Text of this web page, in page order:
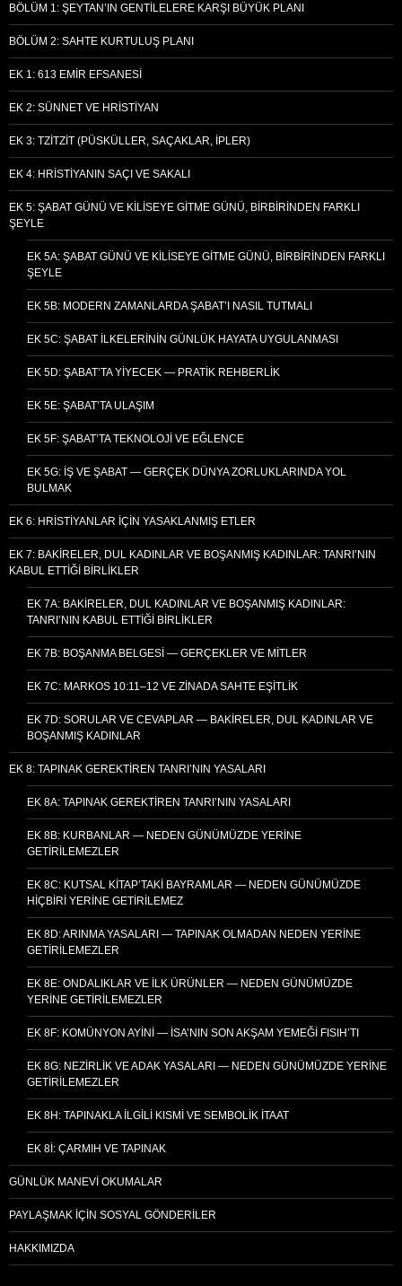
BÖLÜM 1: ŞEYTAN’IN GENTILELERE KARŞI BÜYÜK PLANI
BÖLÜM 2: SAHTE KURTULUŞ PLANI
EK 1: 613 EMIR EFSANESI
EK 2: SÜNNET VE HRISTIYAN
EK 3: TZITZIT (PÜSKÜLLER, SAÇAKLAR, İPLER)
EK 4: HRISTIYANIN SAÇI VE SAKALI
EK 5: ŞABAT GÜNÜ VE KILISEYE GITME GÜNÜ, BIRBIRINDEN FARKLI
ŞEYLE
EK 5A: ŞABAT GÜNÜ VE KILISEYE GITME GÜNÜ, BIRBIRINDEN FARKLI
ŞEYLE
EK 5B: MODERN ZAMANLARDA ŞABAT’I NASIL TUTMALI
EK 5C: ŞABAT İLKELERININ GÜNLÜK HAYATA UYGULANMASI
EK 5D: ŞABAT’TA YIYECEK — PRATIK REHBERLIK
EK 5E: ŞABAT’TA ULAŞIM
EK 5F: ŞABAT’TA TEKNOLOJI VE EĞLENCE
EK 5G: İŞ VE ŞABAT — GERÇEK DÜNYA ZORLUKLARINDA YOL
BULMAK
EK 6: HRISTIYANLAR İÇIN YASAKLANMIŞ ETLER
EK 7: BAKIRELER, DUL KADINLAR VE BOŞANMIŞ KADINLAR: TANRI’NIN
KABUL ETTIĞI BIRLIKLER
EK 7A: BAKIRELER, DUL KADINLAR VE BOŞANMIŞ KADINLAR:
TANRI’NIN KABUL ETTIĞI BIRLIKLER
EK 7B: BOŞANMA BELGESI — GERÇEKLER VE MITLER
EK 7C: MARKOS 10:11–12 VE ZINADA SAHTE EŞITLIK
EK 7D: SORULAR VE CEVAPLAR — BAKIRELER, DUL KADINLAR VE
BOŞANMIŞ KADINLAR
EK 8: TAPINAK GEREKTIREN TANRI’NIN YASALARI
EK 8A: TAPINAK GEREKTIREN TANRI’NIN YASALARI
EK 8B: KURBANLAR — NEDEN GÜNÜMÜZDE YERINE
GETIRILEMEZLER
EK 8C: KUTSAL KITAP’TAKI BAYRAMLAR — NEDEN GÜNÜMÜZDE
HIÇBIRI YERINE GETIRILEMEZ
EK 8D: ARINMA YASALARI — TAPINAK OLMADAN NEDEN YERINE
GETIRILEMEZLER
EK 8E: ONDALIKLAR VE İLK ÜRÜNLER — NEDEN GÜNÜMÜZDE
YERINE GETIRILEMEZLER
EK 8F: KOMÜNYON AYINI — İSA’NIN SON AKŞAM YEMEĞI FISIH’TI
EK 8G: NEZIRLIK VE ADAK YASALARI — NEDEN GÜNÜMÜZDE YERINE
GETIRILEMEZLER
EK 8H: TAPINAKLA İLGILI KISMI VE SEMBOLIK İTAAT
EK 8I: ÇARMIH VE TAPINAK
GÜNLÜK MANEVI OKUMALAR
PAYLAŞMAK İÇIN SOSYAL GÖNDERILER
HAKKIMIZDA